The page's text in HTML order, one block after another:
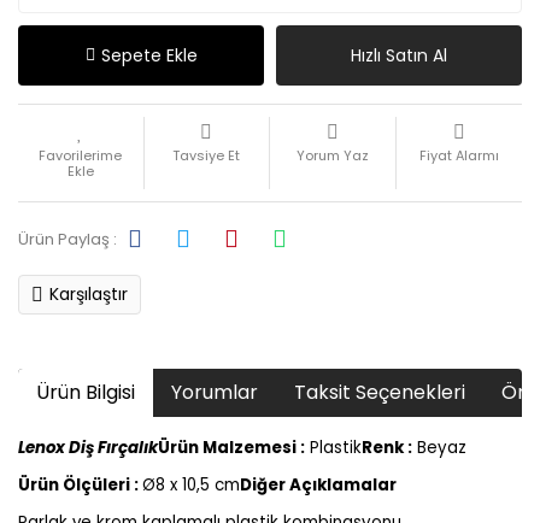
Sepete Ekle Hızlı Satın Al
Tavsiye Et Yorum Yaz Fiyat Alarmı
Ürün Paylaş :
Karşılaştır
Ürün Bilgisi Yorumlar Taksit Seçenekleri
Lenox Diş FırçalıkÜrün Malzemesi : PlastikRenk : Beyaz
Ürün Ölçüleri :Ø8 x 10,5 cmDiğer Açıklamalar